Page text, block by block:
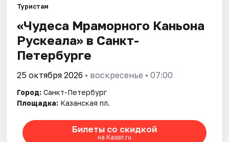
Туристам
«Чудеса Мраморного Каньона
Рускеала» в Санкт-
Петербурге
25 октября 2026 • воскресенье • 07:00
Город: Санкт-Петербург
Площадка: Казанская пл.
Билеты со скидкой
на Kassir.ru